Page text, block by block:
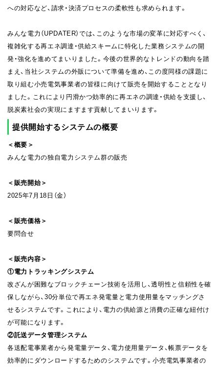
への対応など、請求・決済プロセスの柔軟性も求められます。
みんな電力（UPDATER）では、このような市場の変革に対応すべく、
複雑化する再エネ調達・供給スキームに特化した業務システムの開
発・強化を進めてまいりました。今後の世界的なトレンドの動向を踏
まえ、当社システムの外販について準備を進め、この度同様の課題に
取り組む小売電気事業者の皆様に向けて販売を開始することとなり
ました。これにより円滑かつ効率的に再エネの調達・供給を支援し、
脱炭素社会の実現にますます貢献してまいります。
提供開始するシステムの概要
＜概要＞
みんな電力の独自電力システム群の販売
＜販売開始＞
2025年7月18日（金）
＜販売価格＞
要問合せ
＜販売内容＞
①電力トラッキングシステム
改ざんが困難なブロックチェーン技術を活用し、透明性と信頼性を確
保しながら、30分単位で再エネ発電量と電力使用量をマッチングさ
せるシステムです。これにより、電力の供給源と消費の正確な紐付け
が可能になります。
②託送データ管理システム
各送配電事業者から発電量データ、電力使用量データ、帳票データを
効率的にダウンロードするためのシステムです。小売電気事業者の